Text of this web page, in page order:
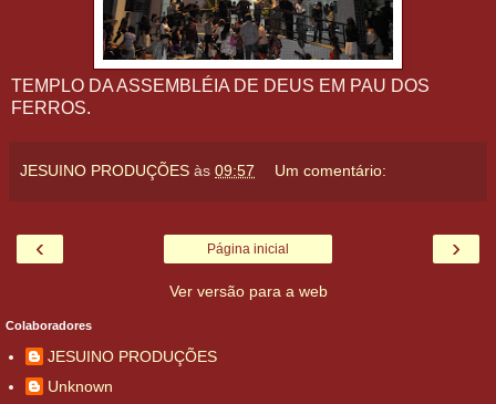
TEMPLO DA ASSEMBLÉIA DE DEUS EM PAU DOS
FERROS.
JESUINO PRODUÇÕES às 09:57 Um comentário:
‹ ›
Página inicial
Ver versão para a web
Colaboradores
JESUINO PRODUÇÕES
Unknown